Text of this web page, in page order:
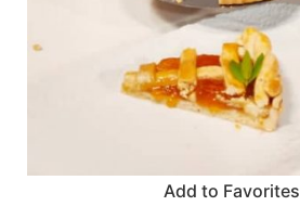
Add to Favorites